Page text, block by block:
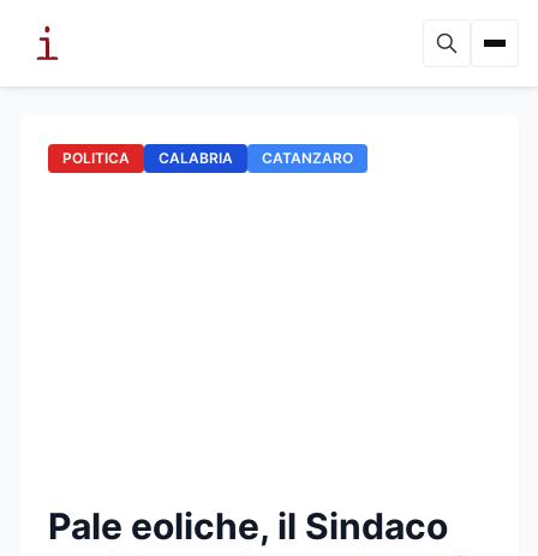
POLITICA CALABRIA CATANZARO
Pale eoliche, il Sindaco